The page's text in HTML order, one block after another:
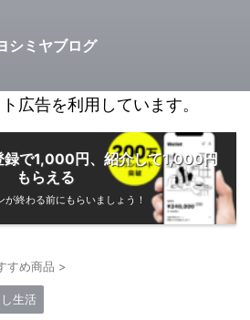
シミヤブログ
広告を利用しています。
録で1,000円、紹介して1,000円
もらえる
が終わる前にもらいましょう！
すめ商品 >
生活